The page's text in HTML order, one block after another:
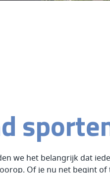
we het belangrijk dat
Of je nu net begint